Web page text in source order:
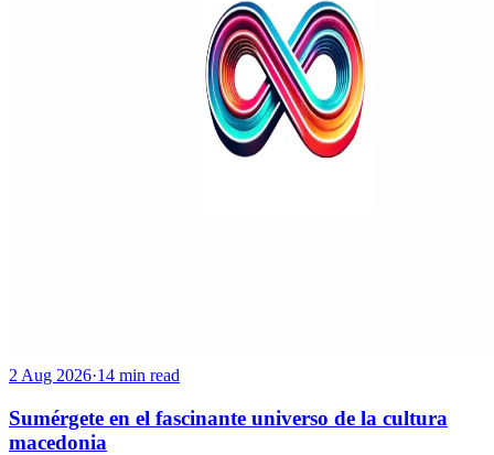
2 Aug 2026·14 min read
Sumérgete en el fascinante universo de la cultura
macedonia